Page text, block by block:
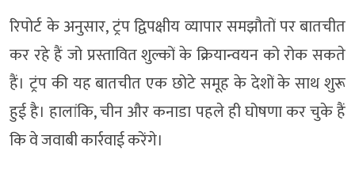
रिपोर्ट के अनुसार, ट्रंप द्विपक्षीय व्यापार समझौतों पर बातचीत
कर रहे हैं जो प्रस्तावित शुल्कों के क्रियान्वयन को रोक सकते
हैं। ट्रंप की यह बातचीत एक छोटे समूह के देशों के साथ शुरू
हुई है। हालांकि, चीन और कनाडा पहले ही घोषणा कर चुके हैं
कि वे जवाबी कार्रवाई करेंगे।